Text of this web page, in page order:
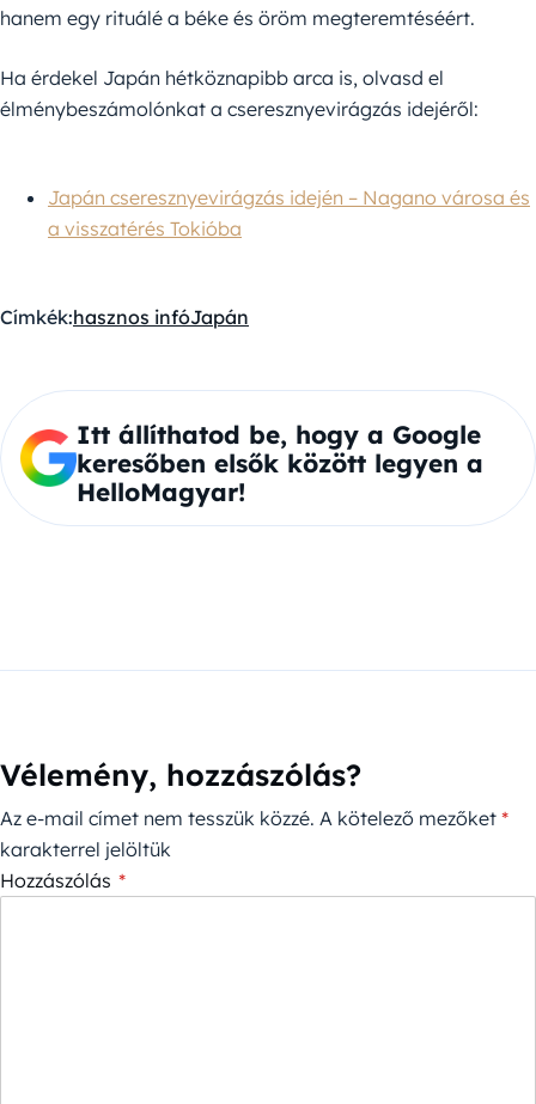
hanem egy rituálé a béke és öröm megteremtéséért.
Ha érdekel Japán hétköznapibb arca is, olvasd el
élménybeszámolónkat a cseresznyevirágzás idejéről:
Japán cseresznyevirágzás idején – Nagano városa és
a visszatérés Tokióba
Címkék:hasznos infóJapán
Itt állíthatod be, hogy a Google
keresőben elsők között legyen a
HelloMagyar!
Vélemény, hozzászólás?
Az e-mail címet nem tesszük közzé. A kötelező mezőket *
karakterrel jelöltük
Hozzászólás *